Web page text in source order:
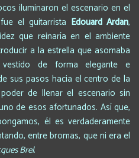
iluminaron el escenario en el
el guitarrista Edouard Ardan,
que reinaría en el ambiente
a la estrella que asomaba
vestido de forma elegante e
sus pasos hacia el centro de la
de llenar el escenario sin
de esos afortunados. Así que,
él es verdaderamente
entre bromas, que ni era el
Brel.